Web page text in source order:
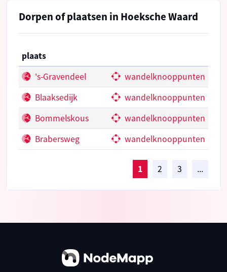
Dorpen of plaatsen in Hoeksche Waard
plaats
's-Gravendeel
wandelknooppunten
Blaaksedijk
wandelknooppunten
Bommelskous
wandelknooppunten
Brabersweg
wandelknooppunten
1 2 3 ...